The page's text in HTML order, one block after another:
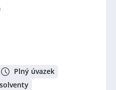
Plný úvazek